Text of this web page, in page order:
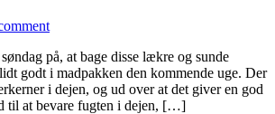
på, at bage disse lækre og sunde
godt i madpakken den kommende uge. Der
i dejen, og ud over at det giver en god
til at bevare fugten i dejen, […]